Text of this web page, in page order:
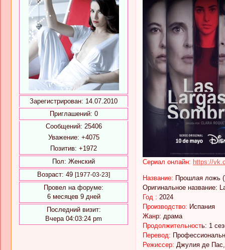
Зарегистрирован: 14.07.2010
Приглашений: 0
Сообщений: 25406
Уважение: +4075
Позитив: +1972
Пол: Женский
Возраст: 49 [1977-03-23]
Провел на форуме:
6 месяцев 9 дней
Последний визит:
Вчера 04:03:24 pm
Сериал онлайн: https://
Название: Прошлая ложь
Оригинальное название:
Год : 2024
Производство: Испания
Жанр: драма
Продолжительность: 1
Перевод:
Режиссер: Джулия де